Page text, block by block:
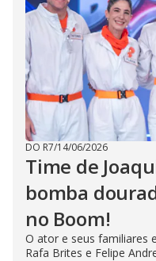
DO R7/14/06/2026
Time de
bomba
no Boom!
O ator e seus familiares
Rafa Brites e Felipe